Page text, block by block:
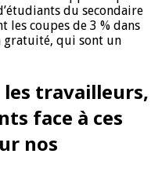
du secondaire
les coupes de 3 % dans
gratuité, qui sont un
travailleurs,
face à ces
nos